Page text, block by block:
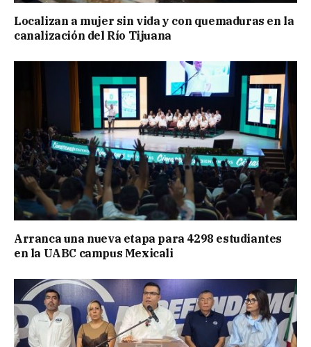
Localizan a mujer sin vida y con quemaduras en la
canalización del Río Tijuana
Arranca una nueva etapa para 4298 estudiantes
en la UABC campus Mexicali